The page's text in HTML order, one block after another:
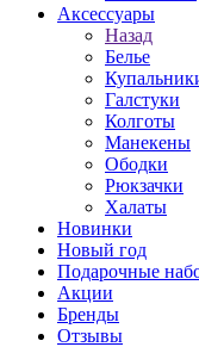
Аксессуары
Назад
Белье
Галстуки
Колготы
Манекены
Ободки
Рюкзачки
Халаты
Новинки
Новый год
Подарочные
Акции
Бренды
Отзывы